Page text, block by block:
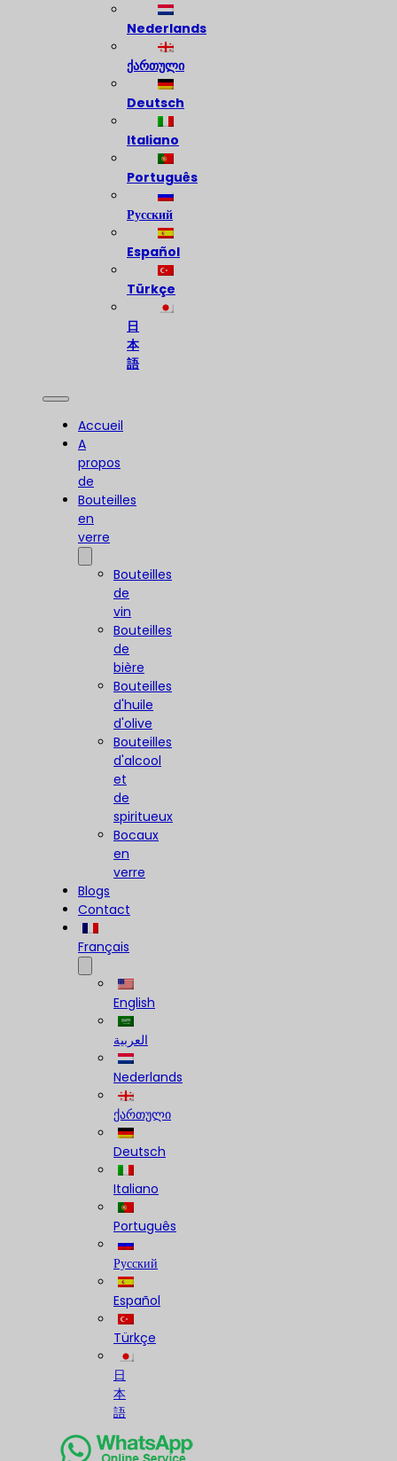
Nederlands
ქართული
Deutsch
Italiano
Português
Русский
Español
Türkçe
日
本
語
Accueil
A
propos
de
Bouteilles
en
verre
Bouteilles
de
vin
Bouteilles
de
bière
Bouteilles
d'huile
d'olive
Bouteilles
d'alcool
et
de
spiritueux
Bocaux
en
verre
Blogs
Contact
Français
English
العربية
Nederlands
ქართული
Deutsch
Italiano
Português
Русский
Español
Türkçe
日
本
語